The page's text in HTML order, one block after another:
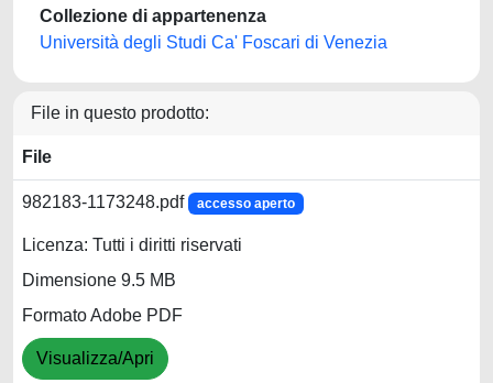
Collezione di appartenenza
Università degli Studi Ca' Foscari di Venezia
File in questo prodotto:
File
982183-1173248.pdf accesso aperto
Licenza: Tutti i diritti riservati
Dimensione 9.5 MB
Formato Adobe PDF
Visualizza/Apri